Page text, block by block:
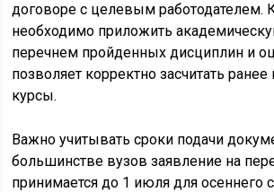
договоре с целевым работодателем.
необходимо приложить
перечнем пройденных дисциплин и
позволяет корректно засчитать
курсы.
Важно учитывать сроки подачи
большинстве вузов заявление на
принимается до 1 июля для осеннего